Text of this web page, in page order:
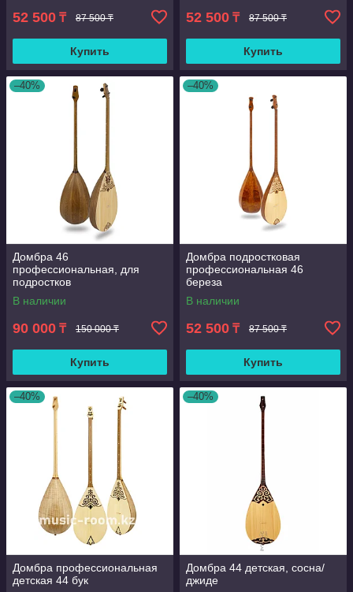
52 500 ₸ 87 500 ₸
Купить
52 500 ₸ 87 500 ₸
Купить
–40%
Домбра 46
профессиональная, для
подростков
В наличии
90 000 ₸ 150 000 ₸
Купить
–40%
Домбра подростковая
профессиональная 46
береза
В наличии
52 500 ₸ 87 500 ₸
Купить
–40%
Домбра профессиональная
детская 44 бук
–40%
Домбра 44 детская, сосна/
джиде